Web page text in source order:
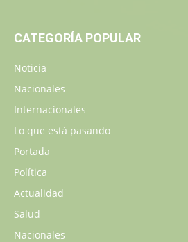
CATEGORÍA POPULAR
Noticia
Nacionales
Internacionales
Lo que está pasando
Portada
Política
Actualidad
Salud
Nacionales